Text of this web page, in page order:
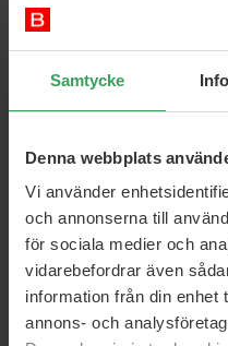
Samtycke
Denna webbplats
Vi använder
och annonserna till
för sociala medier och
vidarebefordrar även
information från din enhet
annons- och
du vill hjälpa och förbättra
ett brett utbud av olika
lotioner och geler. Se
Niacinamid
produkt
Sanzi Beauty har en anti-
dig som vill dra full nytta
egenskaper för att jämna
Bekämpa